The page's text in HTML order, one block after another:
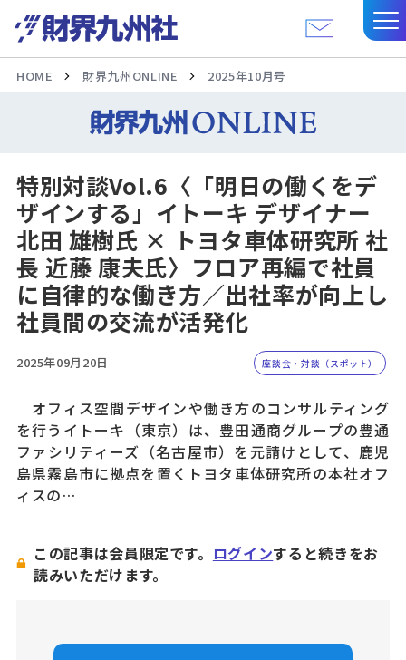
HOME 財界九州ONLINE 2025年10月号
特別対談Vol.6〈「明日の働くをデ
ザインする」イトーキ デザイナー
北田 雄樹氏 × トヨタ車体研究所 社
長 近藤 康夫氏〉フロア再編で社員
に自律的な働き方／出社率が向上し
社員間の交流が活発化
2025年09月20日 座談会・対談（スポット）
オフィス空間デザインや働き方のコンサルティング
を行うイトーキ（東京）は、豊田通商グループの豊通
ファシリティーズ（名古屋市）を元請けとして、鹿児
島県霧島市に拠点を置くトヨタ車体研究所の本社オフ
ィスの…
この記事は会員限定です。 ログインすると続きをお
読みいただけます。